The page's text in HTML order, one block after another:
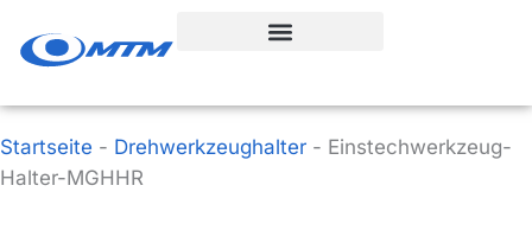
Inhalt
Startseite - Drehwerkzeughalter - Einstechwerkzeug-
Halter-MGHHR